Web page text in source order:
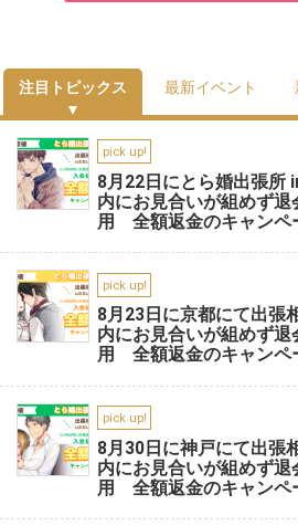
注目トピックス 最新イベント
pick up!
8月22日にとら婚出張所
内にお見合いが組めず
用 全額返金のキャンペ
pick up!
8月23日に京都にて出張
内にお見合いが組めず
用 全額返金のキャンペ
pick up!
8月30日に神戸にて出張
内にお見合いが組めず
用 全額返金のキャンペ